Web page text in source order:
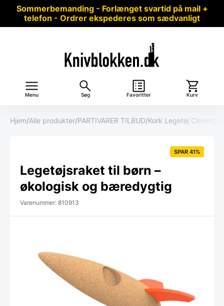
Sommerbemanding - Forlænget svartid på mail +
telefon - Ordrer ekspederes som sædvanligt
Menu Søg Favoritter Kurv
Hjem/Alle produkter/PARTIVARER TILBUD/Kork Legetøj
SPAR 41%
Legetøjsraket til børn –
økologisk og bæredygtig
Varenummer: 810913